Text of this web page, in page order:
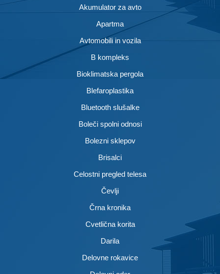
Akumulator za avto
Apartma
Avtomobili in vozila
B kompleks
Bioklimatska pergola
Blefaroplastika
Bluetooth slušalke
Boleči spolni odnosi
Bolezni sklepov
Brisalci
Celostni pregled telesa
Čevlji
Črna kronika
Cvetlična korita
Darila
Delovne rokavice